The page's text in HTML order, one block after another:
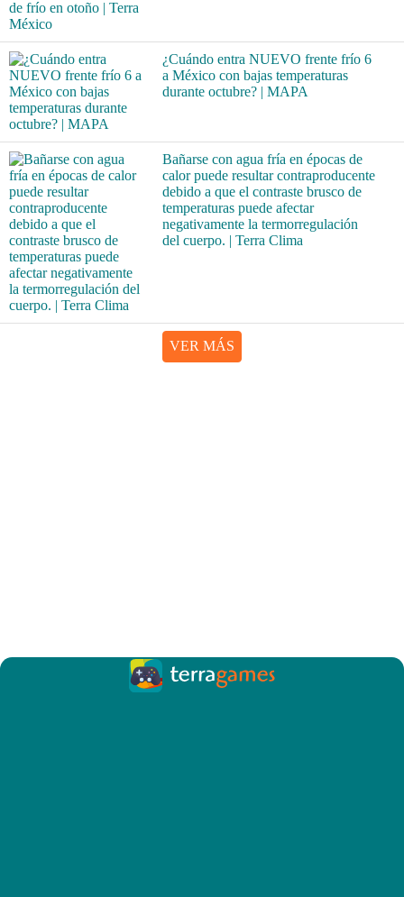
¿Cuándo entra NUEVO frente frío 6
a México con bajas temperaturas
durante octubre? | MAPA
Bañarse con agua fría en épocas de
calor puede resultar contraproducente
debido a que el contraste brusco de
temperaturas puede afectar
negativamente la termorregulación
del cuerpo. | Terra Clima
VER MÁS